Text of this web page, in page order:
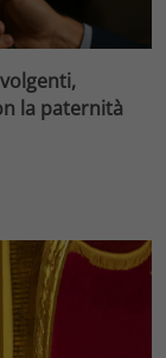
la paternità